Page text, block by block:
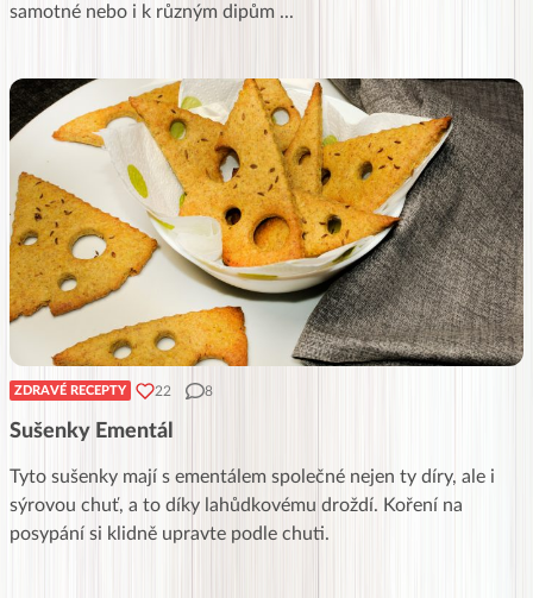
samotné nebo i k různým dipům ...
ZDRAVÉ RECEPTY 22 8
Sušenky Ementál
Tyto sušenky mají s ementálem společné nejen ty díry, ale i
sýrovou chuť, a to díky lahůdkovému droždí. Koření na
posypání si klidně upravte podle chuti.